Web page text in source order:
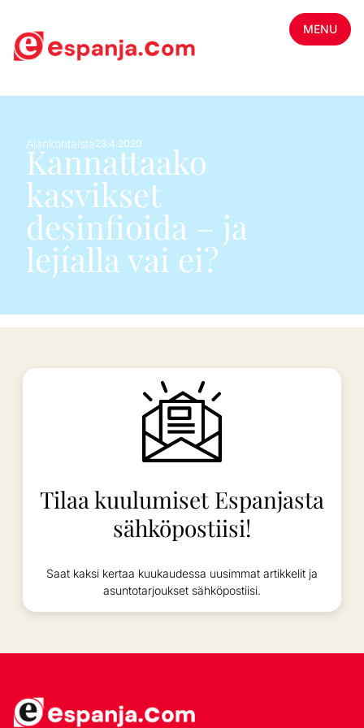
MENU
Ajankohtaista23.4.2020
Kannattaako
kasvikset
desinfioida – ja
lejíalla vai ei?
Tilaa kuulumiset Espanjasta
sähköpostiisi!
Saat kaksi kertaa kuukaudessa uusimmat artikkelit ja
asuntotarjoukset sähköpostiisi.